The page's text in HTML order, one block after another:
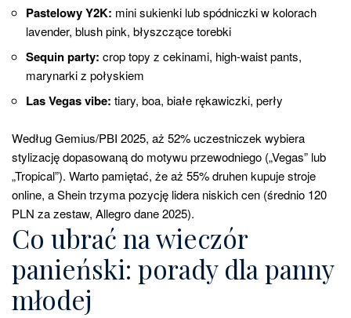
Pastelowy Y2K: mini sukienki lub spódniczki w kolorach
lavender, blush pink, błyszczące torebki
Sequin party: crop topy z cekinami, high-waist pants,
marynarki z połyskiem
Las Vegas vibe: tiary, boa, białe rękawiczki, perły
Według Gemius/PBI 2025, aż 52% uczestniczek wybiera
stylizację dopasowaną do motywu przewodniego („Vegas” lub
„Tropical”). Warto pamiętać, że aż 55% druhen kupuje stroje
online, a Shein trzyma pozycję lidera niskich cen (średnio 120
PLN za zestaw, Allegro dane 2025).
Co ubrać na wieczór
panieński: porady dla panny
młodej